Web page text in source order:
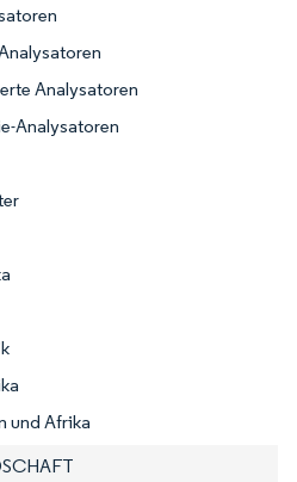
Analysatoren
Analysatoren
und Afrika